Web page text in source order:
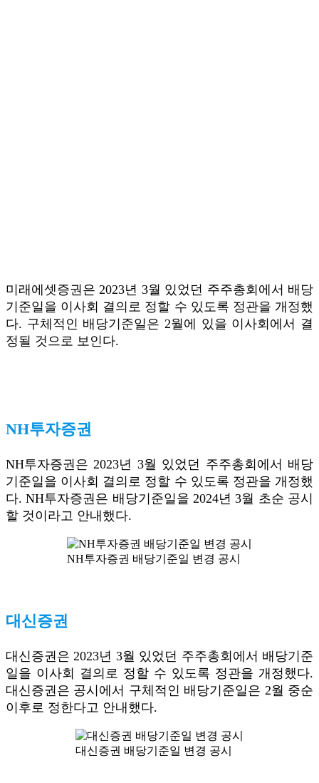
미래에셋증권은 2023년 3월 있었던 주주총회에서 배당
기준일을 이사회 결의로 정할 수 있도록 정관을 개정했
다. 구체적인 배당기준일은 2월에 있을 이사회에서 결
정될 것으로 보인다.
NH투자증권
NH투자증권은 2023년 3월 있었던 주주총회에서 배당
기준일을 이사회 결의로 정할 수 있도록 정관을 개정했
다. NH투자증권은 배당기준일을 2024년 3월 초순 공시
할 것이라고 안내했다.
NH투자증권 배당기준일 변경 공시
대신증권
대신증권은 2023년 3월 있었던 주주총회에서 배당기준
일을 이사회 결의로 정할 수 있도록 정관을 개정했다.
대신증권은 공시에서 구체적인 배당기준일은 2월 중순
이후로 정한다고 안내했다.
대신증권 배당기준일 변경 공시